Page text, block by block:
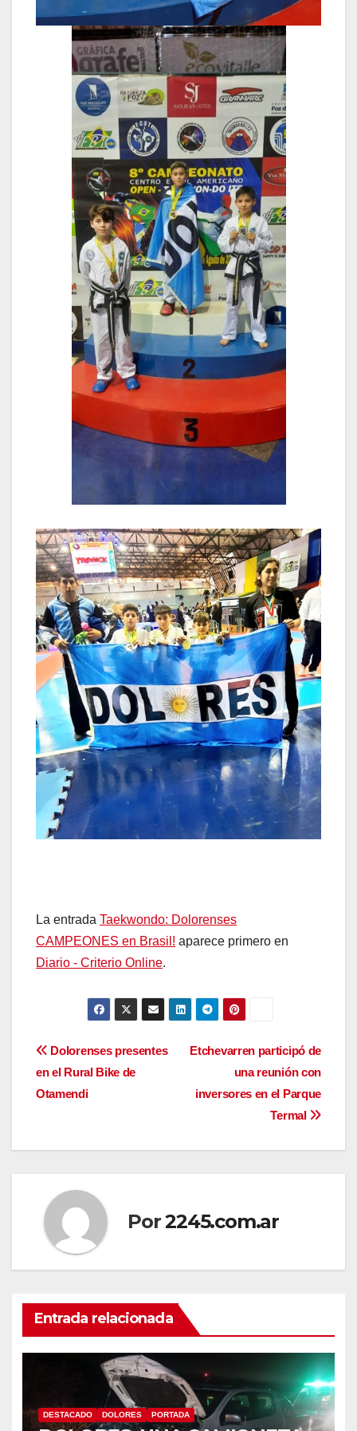
La entrada Taekwondo: Dolorenses
CAMPEONES en Brasil! aparece primero en
Diario - Criterio Online.
Navegación
de
Etchevarren participó de
una reunión con
inversores en el Parque
Termal
Dolorenses presentes
en el Rural Bike de
Otamendi
Por2245.com.ar
Entrada relacionada
DESTACADO DOLORES PORTADA